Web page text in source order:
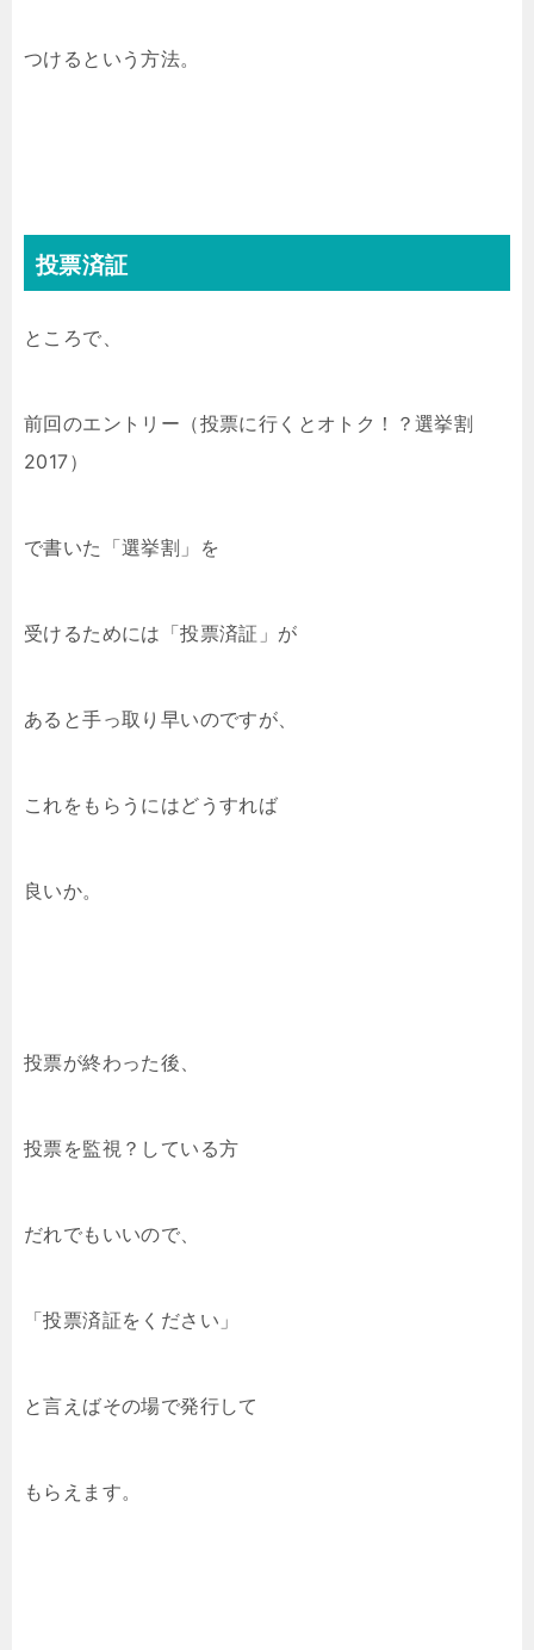
つけるという方法。
投票済証
ところで、
前回のエントリー（投票に行くとオトク！？選挙割
2017）
で書いた「選挙割」を
受けるためには「投票済証」が
あると手っ取り早いのですが、
これをもらうにはどうすれば
良いか。
投票が終わった後、
投票を監視？している方
だれでもいいので、
「投票済証をください」
と言えばその場で発行して
もらえます。